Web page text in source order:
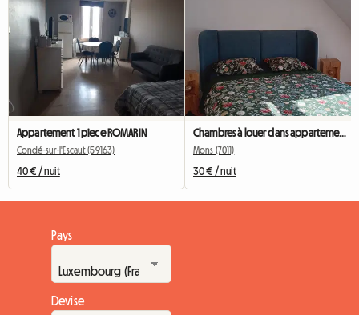
Appartement 1 piece ROMARIN
Condé-sur-l'Escaut (59163)
40 € / nuit
Chambres à louer dans appartement, Pairidaiza, Mons, Ath
Mons (7011)
30 € / nuit
Pays
Devise